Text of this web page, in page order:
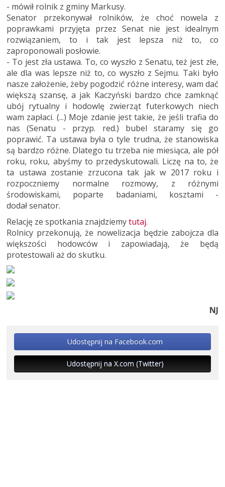
- mówił rolnik z gminy Markusy.
Senator przekonywał rolników, że choć nowela z
poprawkami przyjęta przez Senat nie jest idealnym
rozwiązaniem, to i tak jest lepsza niż to, co
zaproponowali posłowie.
- To jest zła ustawa. To, co wyszło z Senatu, też jest złe,
ale dla was lepsze niż to, co wyszło z Sejmu. Taki było
nasze założenie, żeby pogodzić różne interesy, wam dać
większą szansę, a jak Kaczyński bardzo chce zamknąć
ubój rytualny i hodowlę zwierząt futerkowych niech
wam zapłaci. (...) Moje zdanie jest takie, że jeśli trafia do
nas (Senatu - przyp. red.) bubel staramy się go
poprawić. Ta ustawa była o tyle trudna, że stanowiska
są bardzo różne. Dlatego tu trzeba nie miesiąca, ale pół
roku, roku, abyśmy to przedyskutowali. Liczę na to, że
ta ustawa zostanie zrzucona tak jak w 2017 roku i
rozpoczniemy normalne rozmowy, z różnymi
środowiskami, poparte badaniami, kosztami -
dodał senator.
Relację ze spotkania znajdziemytutaj.
Rolnicy przekonują, że nowelizacja będzie zabojcza dla
większości hodowców i zapowiadają, że będą
protestowali aż do skutku.
NJ
Udostępnij na Facebook.com
Udostępnij na X.com (Twitter)